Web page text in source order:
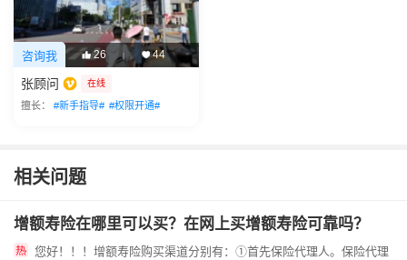
咨询我 26 | 44
张顾问 在线
擅长： #新手指导# #权限开通#
相关问题
增额寿险在哪里可以买？在网上买增额寿险可靠吗？